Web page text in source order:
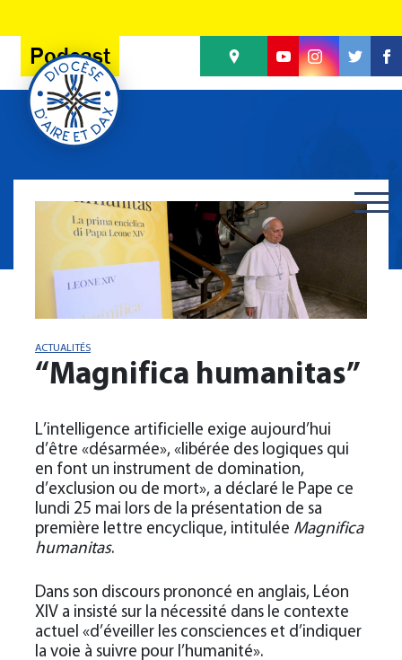
Podcast
ACTUALITÉS
“Magnifica humanitas”
L’intelligence artificielle exige aujourd’hui
d’être «désarmée», «libérée des logiques qui
en font un instrument de domination,
d’exclusion ou de mort», a déclaré le Pape ce
lundi 25 mai lors de la présentation de sa
première lettre encyclique, intitulée Magnifica
humanitas.
Dans son discours prononcé en anglais, Léon
XIV a insisté sur la nécessité dans le contexte
actuel «d’éveiller les consciences et d’indiquer
la voie à suivre pour l’humanité».